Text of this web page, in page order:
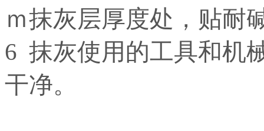
ｍ抹灰层厚度处，贴耐
6 抹灰使用的工具和机
干净。